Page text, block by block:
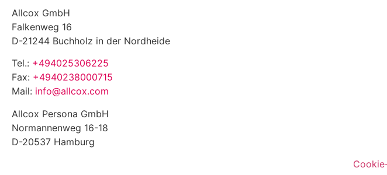
Allcox GmbH
Falkenweg 16
D-21244 Buchholz in der Nordheide
Tel.: +494025306225
Fax: +4940238000715
Mail: info@allcox.com
Allcox Persona GmbH
Normannenweg 16-18
D-20537 Hamburg